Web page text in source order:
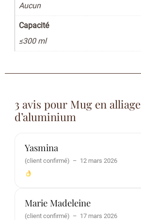
Aucun
Capacité
≤300 ml
3 avis pour Mug en alliage
d’aluminium
Yasmina
(client confirmé) – 12 mars 2026
Marie Madeleine
(client confirmé) – 17 mars 2026